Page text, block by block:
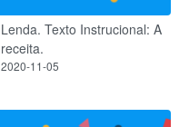
Lenda. Texto Instrucional: A
receita.
2020-11-05